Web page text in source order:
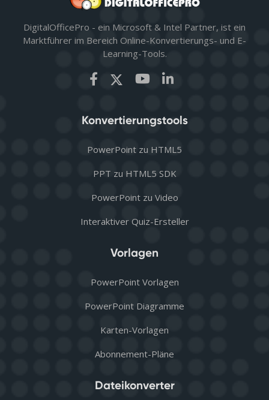
DigitalOfficePro - ein Microsoft & Intel Partner, ist ein
Marktführer im Bereich Online-Konvertierungs- und E-
Learning-Tools.
Konvertierungstools
PowerPoint zu HTML5
PPT zu HTML5 SDK
PowerPoint zu Video
Interaktiver Quiz-Ersteller
Vorlagen
PowerPoint Vorlagen
PowerPoint Diagramme
Karten-Vorlagen
Abonnement-Pläne
Dateikonverter